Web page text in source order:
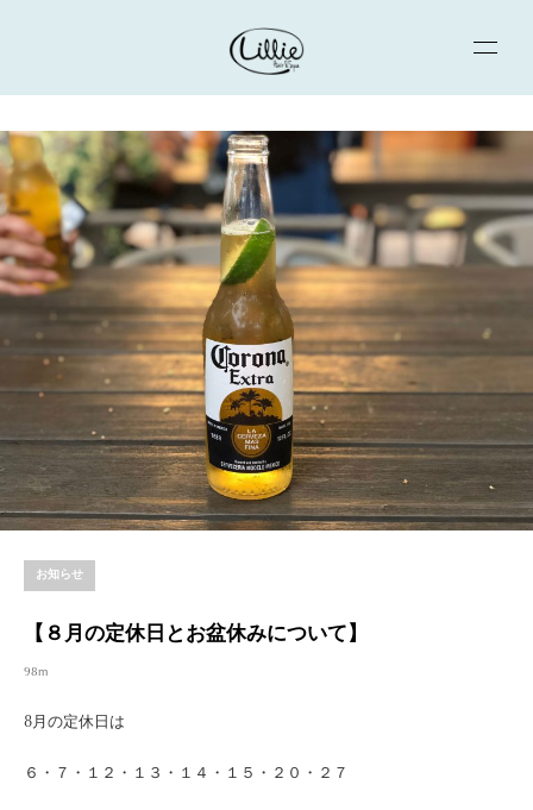
お知らせ
【８月の定休日とお盆休みについて】
98m
8月の定休日は
６・７・１２・１３・１４・１５・２０・２７